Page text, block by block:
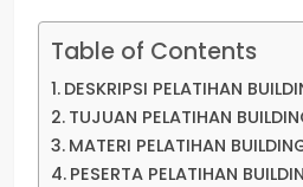
Table of Contents
DESKRIPSI PELATIHAN
TUJUAN PELATIHAN
MATERI PELATIHAN
PESERTA PELATIHAN